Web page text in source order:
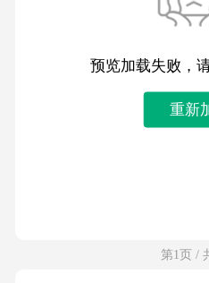
预览加载失败，
重新
第1页 /